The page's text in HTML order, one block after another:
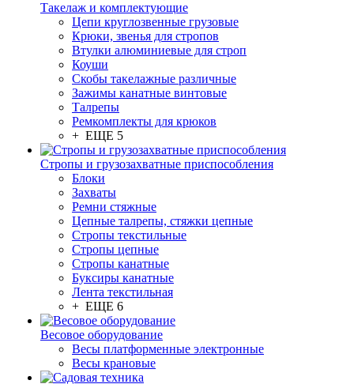
Такелаж и комплектующие
Цепи круглозвенные грузовые
Крюки, звенья для стропов
Втулки алюминиевые для строп
Коуши
Скобы такелажные различные
Зажимы канатные винтовые
Талрепы
Ремкомплекты для крюков
+ ЕЩЕ 5
Стропы и грузозахватные приспособления
Блоки
Захваты
Ремни стяжные
Цепные талрепы, стяжки цепные
Стропы текстильные
Стропы цепные
Стропы канатные
Буксиры канатные
Лента текстильная
+ ЕЩЕ 6
Весовое оборудование
Весы платформенные электронные
Весы крановые